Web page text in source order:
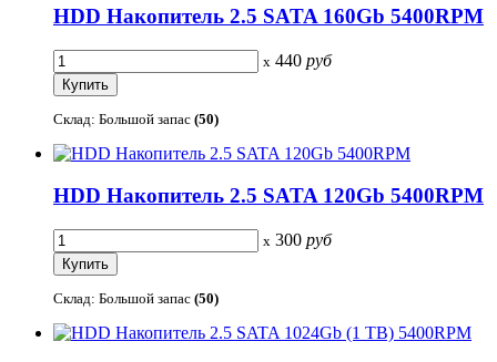
HDD Накопитель 2.5 SATA 160Gb 5400RPM
x 440 руб
Склад: Большой запас (50)
HDD Накопитель 2.5 SATA 120Gb 5400RPM
x 300 руб
Склад: Большой запас (50)